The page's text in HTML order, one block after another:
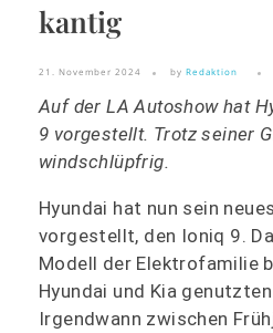
kantig
21. November 2024 by Redaktion
Auf der LA Autoshow hat
9 vorgestellt. Trotz seiner
windschlüpfrig.
Hyundai hat nun sein
vorgestellt, den Ioniq 9.
Modell der Elektrofamilie
Hyundai und Kia
Irgendwann zwischen